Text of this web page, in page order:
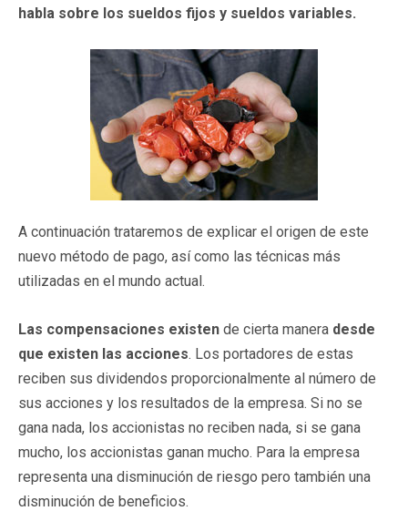
habla sobre los sueldos fijos y sueldos variables.
A continuación trataremos de explicar el origen de este
nuevo método de pago, así como las técnicas más
utilizadas en el mundo actual.
Las compensaciones existen de cierta manera desde
que existen las acciones. Los portadores de estas
reciben sus dividendos proporcionalmente al número de
sus acciones y los resultados de la empresa. Si no se
gana nada, los accionistas no reciben nada, si se gana
mucho, los accionistas ganan mucho. Para la empresa
representa una disminución de riesgo pero también una
disminución de beneficios.